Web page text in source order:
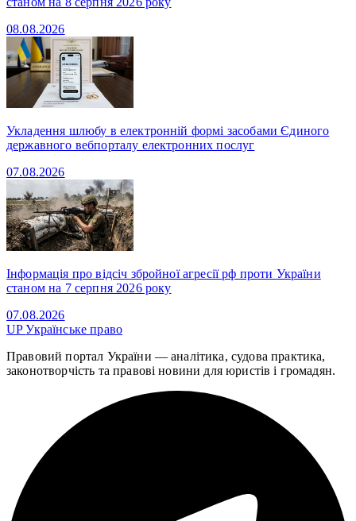
08.08.2026
Укладення шлюбу в електронній формі засобами Єдиного
державного вебпорталу електронних послуг
07.08.2026
Інформація про відсіч збройної агресії рф проти України
станом на 7 серпня 2026 року
07.08.2026
UPУкраїнське право
Правовий портал України — аналітика, судова практика,
законотворчість та правові новини для юристів і громадян.